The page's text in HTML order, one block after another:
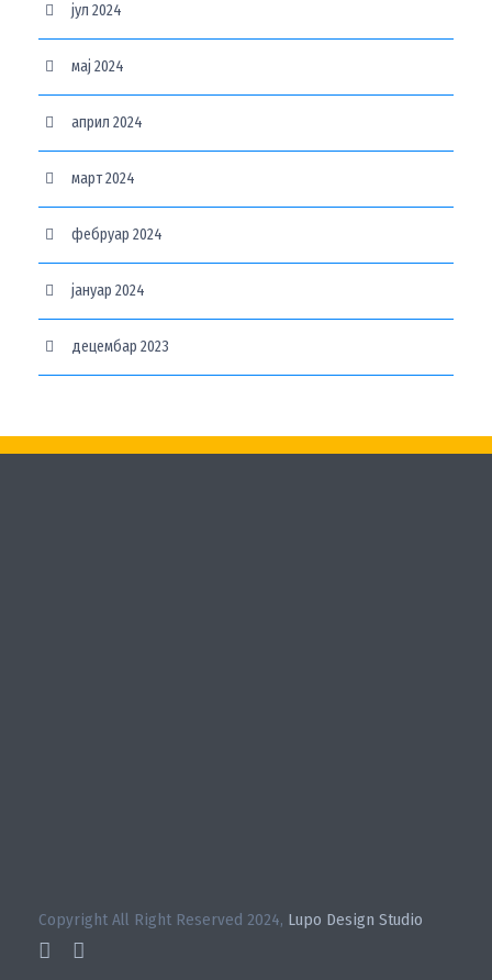
јул 2024
мај 2024
април 2024
март 2024
фебруар 2024
јануар 2024
децембар 2023
Copyright All Right Reserved 2024, Lupo Design Studio